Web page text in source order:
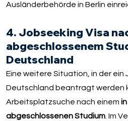
Ausländerbehörde in Berlin
4. Jobseeking Visa
abgeschlossenem
Deutschland
Eine weitere Situation, in der ein
Deutschland beantragt werden
Arbeitsplatzsuche nach einem
abgeschlossenen Studium. Im